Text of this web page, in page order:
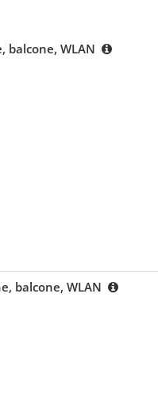
balcone, WLAN
balcone, WLAN